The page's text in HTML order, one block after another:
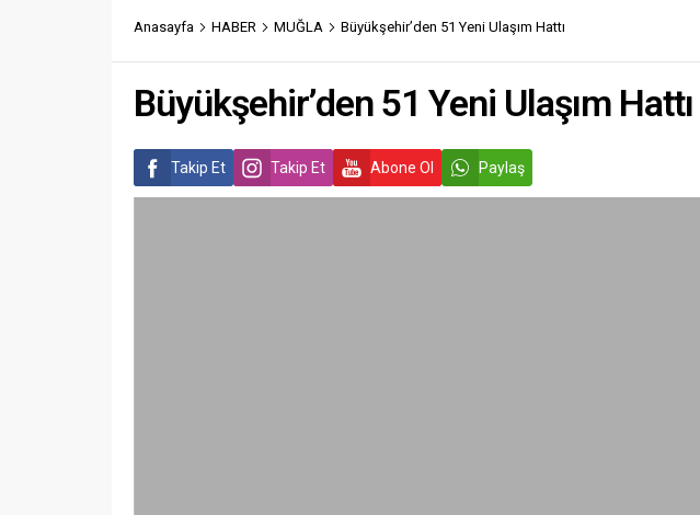
Anasayfa HABER MUĞLA Büyükşehir’den 51 Yeni Ulaşım Hattı
Büyükşehir’den 51 Yeni Ulaşım Hattı
Takip Et Takip Et Abone Ol Paylaş